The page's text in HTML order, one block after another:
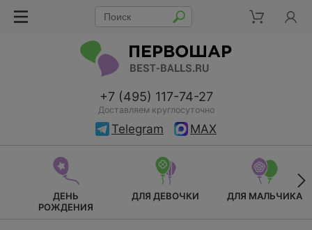
+7 (495) 117-74-27
Доставляем круглосуточно
Telegram MAX
ДЕНЬ
РОЖДЕНИЯ
ДЛЯ ДЕВОЧКИ ДЛЯ МАЛЬЧИКА